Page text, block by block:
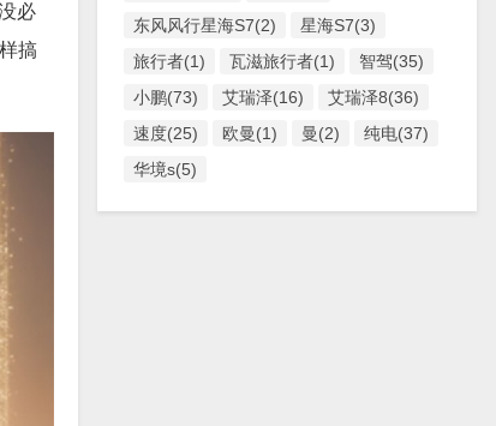
必
搞
东风风行星海S7(2)
星海S7(3)
旅行者(1)
瓦滋旅行者(1)
智驾(35)
小鹏(73)
艾瑞泽(16)
艾瑞泽8(36)
速度(25)
欧曼(1) 曼(2)
纯电(37)
华境s(5)